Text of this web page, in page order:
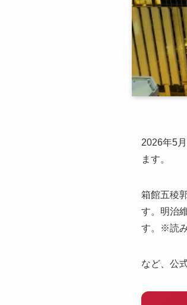
2026年5
ます。
箱館五稜
す。明治
す。※読み
など、公